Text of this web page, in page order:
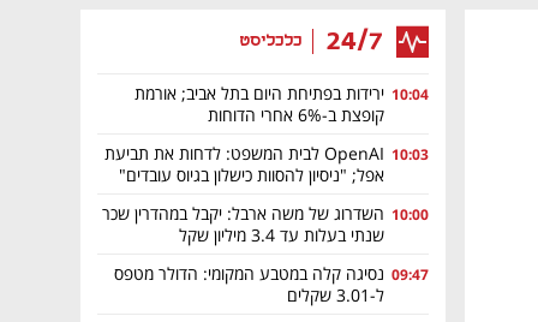
24/7 כלכליסט
10:04 ירידות בפתיחת היום בתל אביב; אורמת
קופצת ב-6% אחרי הדוחות
10:03
OpenAI לבית המשפט: לדחות את תביעת
אפל; "ניסיון להסוות כישלון בגיוס עובדים"
10:00 השדרוג של משה ארבל: יקבל במהדרין שכר
שנתי בעלות עד 3.4 מיליון שקל
09:47 נסיגה קלה במטבע המקומי: הדולר מטפס
ל-3.01 שקלים